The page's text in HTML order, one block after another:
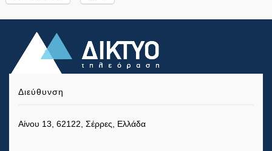
Διεύθυνση
Αίνου 13, 62122, Σέρρες, Ελλάδα